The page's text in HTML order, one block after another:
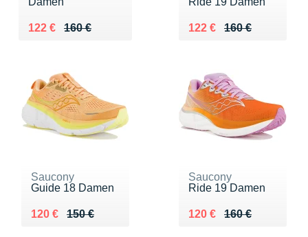
160 €
Au lieu de 160 €
122 €
Vendu 122 € 160 €
Au lieu de 160 €
122 €
Vendu 122 €
Saucony
Guide 18 Damen
150 €
Au lieu de 150 €
120 €
Vendu 120 €
Saucony
Ride 19 Damen
160 €
Au lieu de 160 €
120 €
Vendu 120 €